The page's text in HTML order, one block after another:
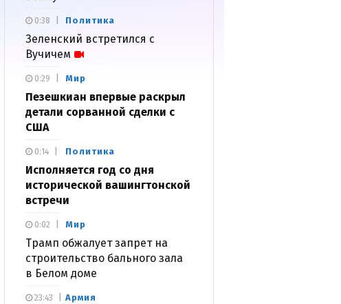
Политика
Зеленский встретился с
Вучичем
0:38
Мир
Пезешкиан впервые раскрыл
детали сорванной сделки с
США
0:29
Политика
Исполняется год со дня
исторической вашингтонской
встречи
0:14
Мир
Трамп обжалует запрет на
строительство бального зала
в Белом доме
0:02
Армия
23:43